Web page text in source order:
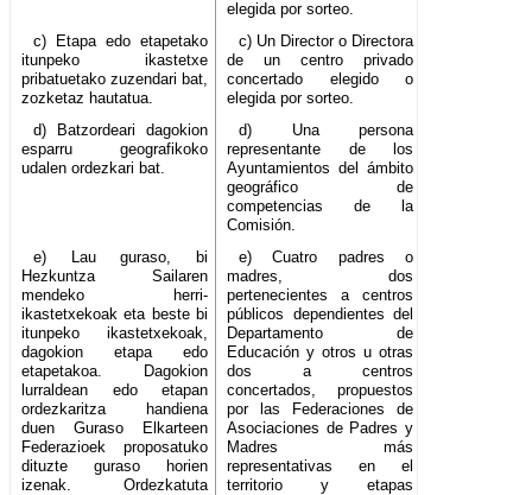
elegida por sorteo.
c) Etapa edo etapetako
itunpeko ikastetxe
pribatuetako zuzendari bat,
zozketaz hautatua.
c) Un Director o Directora
de un centro privado
concertado elegido o
elegida por sorteo.
d) Batzordeari dagokion
esparru geografikoko
udalen ordezkari bat.
d) Una persona
representante de los
Ayuntamientos del ámbito
geográfico de
competencias de la
Comisión.
e) Lau guraso, bi
Hezkuntza Sailaren
mendeko herri-
ikastetxekoak eta beste bi
itunpeko ikastetxekoak,
dagokion etapa edo
etapetakoa. Dagokion
lurraldean edo etapan
ordezkaritza handiena
duen Guraso Elkarteen
Federazioek proposatuko
dituzte guraso horien
izenak. Ordezkatuta
e) Cuatro padres o
madres, dos
pertenecientes a centros
públicos dependientes del
Departamento de
Educación y otros u otras
dos a centros
concertados, propuestos
por las Federaciones de
Asociaciones de Padres y
Madres más
representativas en el
territorio y etapas